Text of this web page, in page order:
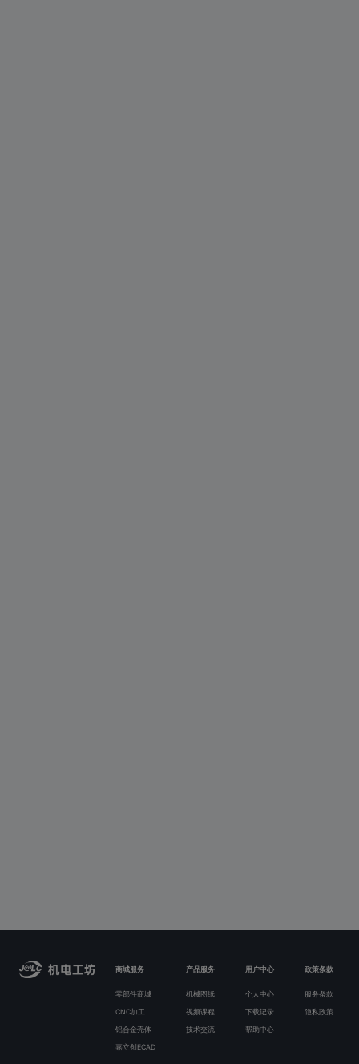
商城服务 产品服务 用户中心 政策条款
零部件商城 机械图纸 个人中心 服务条款
CNC加工 视频课程 下载记录 隐私政策
铝合金壳体 技术交流 帮助中心
嘉立创ECAD